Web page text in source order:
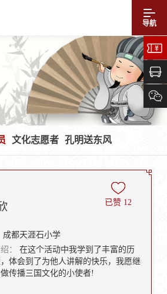
导航
文化志愿者 孔明送东风
成都天涯石小学
绍：在这个活动中我学到了丰富的历
体会到了为他人讲解的快乐，我愿继
传播三国文化的小使者!
已赞 12